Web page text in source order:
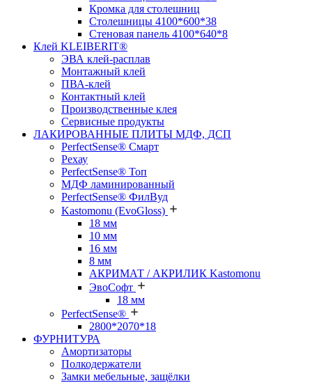
Кромка для столешниц
Столешницы 4100*600*38
Стеновая панель 4100*640*8
Клей KLEIBERIT®
ЭВА клей-расплав
Монтажный клей
ПВА-клей
Контактный клей
Производственные клея
Сервисные продукты
ЛАКИРОВАННЫЕ ПЛИТЫ МДФ, ДСП
PerfectSense® Смарт
Рехау
PerfectSense® Топ
МДФ ламинированный
PerfectSense® ФилВуд
Kastomonu (EvoGloss)
18 мм
10 мм
16 мм
8 мм
АКРИМАТ / АКРИЛИК Kastomonu
ЭвоСофт
18 мм
PerfectSense®
2800*2070*18
ФУРНИТУРА
Амортизаторы
Полкодержатели
Замки мебельные, защёлки